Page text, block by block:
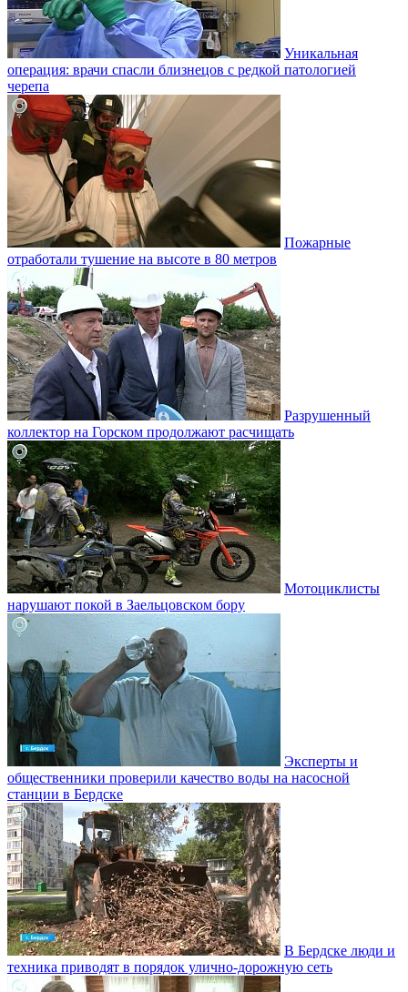
Уникальная
операция: врачи спасли близнецов с редкой патологией
черепа
Пожарные
отработали тушение на высоте в 80 метров
Разрушенный
коллектор на Горском продолжают расчищать
Мотоциклисты
нарушают покой в Заельцовском бору
Эксперты и
общественники проверили качество воды на насосной
станции в Бердске
В Бердске люди и
техника приводят в порядок улично‑дорожную сеть